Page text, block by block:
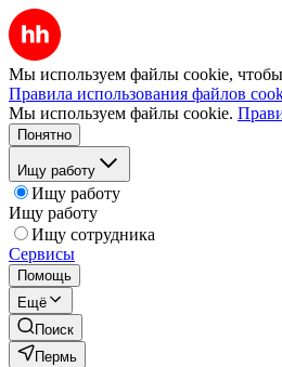
Мы используем файлы cookie, чтобы
Правила использования файлов
Мы используем файлы cookie.
Понятно
Ищу работу
Ищу работу
Ищу работу
Ищу сотрудника
Сервисы
Помощь
Ещё
Поиск
Пермь